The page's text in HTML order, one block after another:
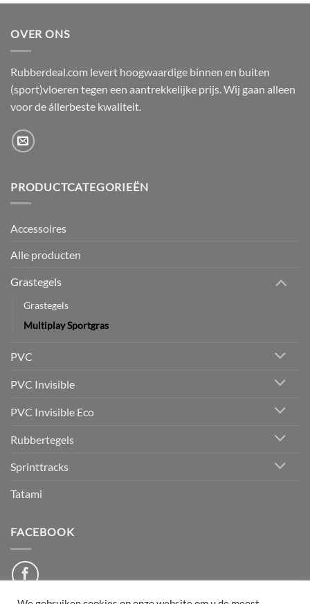
OVER ONS
Rubberdeal.com levert hoogwaardige binnen en buiten
(sport)vloeren tegen een aantrekkelijke prijs. Wij gaan alleen
voor de állerbeste kwaliteit.
PRODUCTCATEGORIEËN
Accessoires
Alle producten
Grastegels
Grastegels
Multiplay Sportgras
PVC
PVC Invisible
PVC Invisible Eco
Rubbertegels
Sprinttracks
Tatami
FACEBOOK